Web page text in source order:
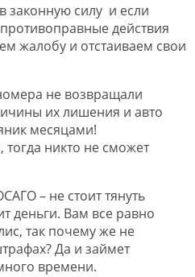
законную силу и если
действия
жалобу и отстаиваем свои
не возвращали
их лишения и авто
месяцами!
тогда никто не сможет
– не стоит тянуть
деньги. Вам все равно
так почему же не
Да и займет
времени.